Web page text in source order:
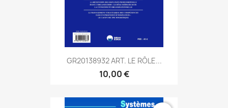
GR20138932 ART. LE RÔLE...
10,00 €